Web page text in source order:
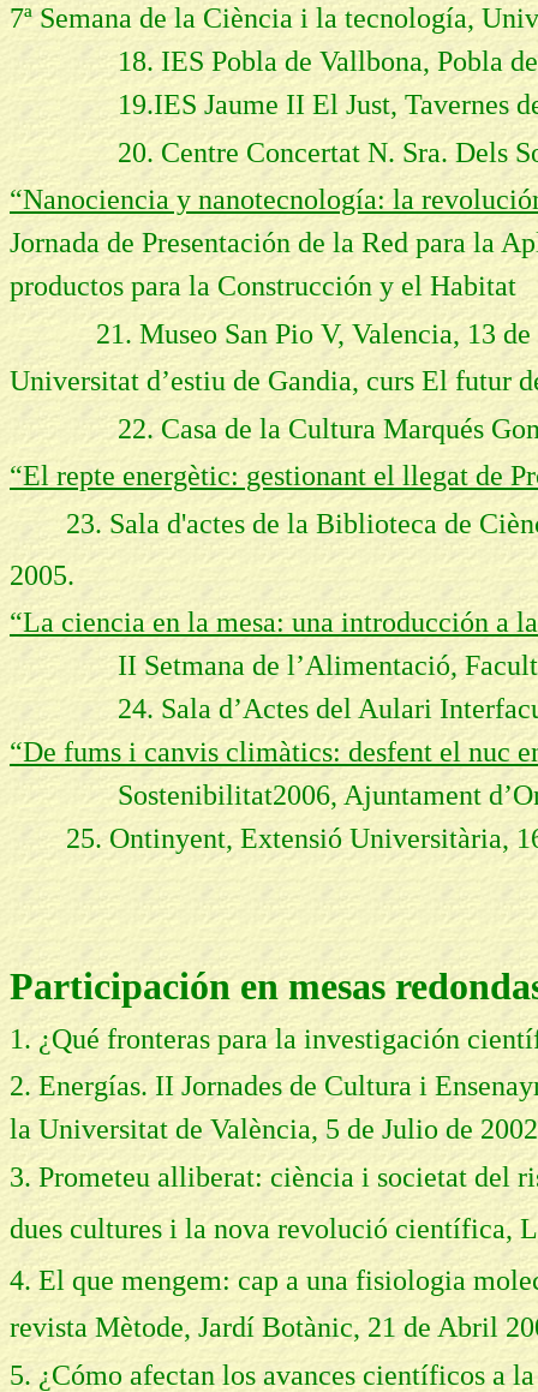
7ª Semana de la Ciència i la tecnología,
18. IES Pobla de Vallbona, Pobla de
19.IES Jaume II El Just, Tavernes de
20. Centre Concertat N. Sra. Dels
“Nanociencia y nanotecnología: la
Jornada de Presentación de la Red para la
productos para la Construcción y el Habitat
21. Museo San Pio V, Valencia, 13
Universitat d’estiu de Gandia, curs El futur
22. Casa de la Cultura Marqués
“El repte energètic: gestionant el llegat de
23. Sala d'actes de la Biblioteca de
2005.
“La ciencia en la mesa: una introducción a
II Setmana de l’Alimentació, Facultat
24. Sala d’Actes del Aulari
“De fums i canvis climàtics: desfent el nuc
Sostenibilitat2006, Ajuntament
25. Ontinyent, Extensió Universitària,
Participación en mesas
1. ¿Qué fronteras para la investigación
2. Energías. II Jornades de Cultura i
la Universitat de València, 5 de Julio de
3. Prometeu alliberat: ciència i societat del
dues cultures i la nova revolució científica,
4.El que mengem: cap a una fisiologia
revista Mètode, Jardí Botànic, 21 de Abril
5. ¿Cómo afectan los avances científicos a